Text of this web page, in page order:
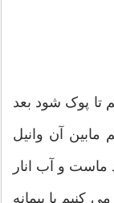
تا پوک شود بعد
مابین آن وانیل
و آب انار
کنیم با پیمانه